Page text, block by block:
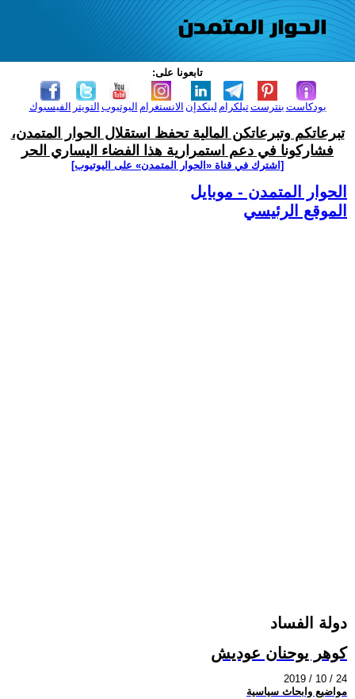
تابعونا على:
الفيسبوك التويتر اليوتيوب الانستغرام لينكدإن تيلكرامبنترست بودكاست
تبرعاتكم وتبرعاتكن المالية تحفظ استقلال الحوار المتمدن،
فشاركونا في دعم استمرارية هذا الفضاء اليساري الحر
[اشترك في قناة ‫«الحوار المتمدن» على اليوتيوب]
الحوار المتمدن - موبايل
الموقع الرئيسي
دولة الفساد
كوهر يوحنان عوديش
2019 / 10 / 24
مواضيع وابحاث سياسية